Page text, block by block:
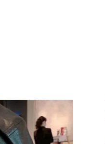
ガン 普段着にも 可愛い